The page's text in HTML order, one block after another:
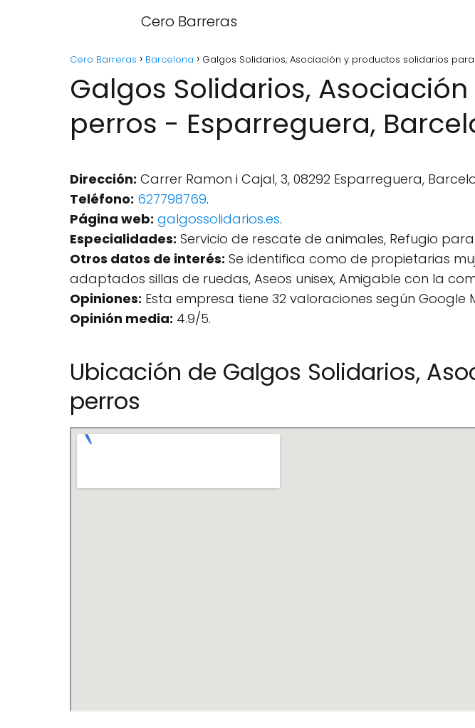
Cero Barreras
Cero Barreras Barcelona Galgos Solidarios, Asociación y productos solidarios
Galgos Solidarios,
perros - Esparreguera,
Dirección: Carrer Ramon i Cajal, 3, 08292 Esparreguera,
Teléfono: 627798769.
Página web: galgossolidarios.es.
Especialidades: Servicio de rescate de animales, Refugio
Otros datos de interés: Se identifica como de propietarias
adaptados sillas de ruedas, Aseos unisex, Amigable con la
Opiniones: Esta empresa tiene 32 valoraciones según Google
Opinión media: 4.9/5.
Ubicación de Galgos Solidarios,
perros